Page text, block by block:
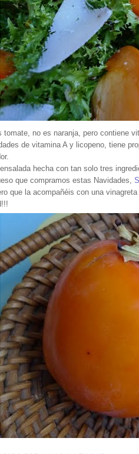
tomate, no es naranja, pero contiene
de vitamina A y licopeno, tiene
hecha con tan solo tres
que compramos estas Navidades,
que la acompañéis con una